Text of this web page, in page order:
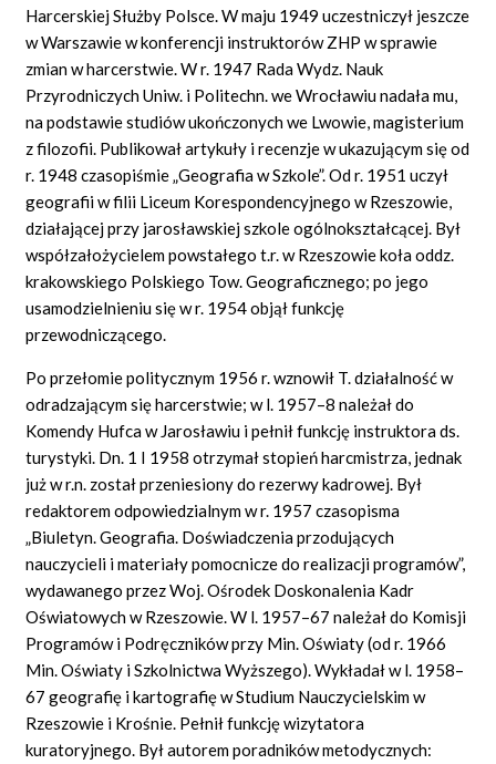
Harcerskiej Służby Polsce. W maju 1949 uczestniczył jeszcze
w Warszawie w konferencji instruktorów ZHP w sprawie
zmian w harcerstwie. W r. 1947 Rada Wydz. Nauk
Przyrodniczych Uniw. i Politechn. we Wrocławiu nadała mu,
na podstawie studiów ukończonych we Lwowie, magisterium
z filozofii. Publikował artykuły i recenzje w ukazującym się od
r. 1948 czasopiśmie „Geografia w Szkole”. Od r. 1951 uczył
geografii w filii Liceum Korespondencyjnego w Rzeszowie,
działającej przy jarosławskiej szkole ogólnokształcącej. Był
współzałożycielem powstałego t.r. w Rzeszowie koła oddz.
krakowskiego Polskiego Tow. Geograficznego; po jego
usamodzielnieniu się w r. 1954 objął funkcję
przewodniczącego.
Po przełomie politycznym 1956 r. wznowił T. działalność w
odradzającym się harcerstwie; w l. 1957–8 należał do
Komendy Hufca w Jarosławiu i pełnił funkcję instruktora ds.
turystyki. Dn. 1 I 1958 otrzymał stopień harcmistrza, jednak
już w r.n. został przeniesiony do rezerwy kadrowej. Był
redaktorem odpowiedzialnym w r. 1957 czasopisma
„Biuletyn. Geografia. Doświadczenia przodujących
nauczycieli i materiały pomocnicze do realizacji programów”,
wydawanego przez Woj. Ośrodek Doskonalenia Kadr
Oświatowych w Rzeszowie. W l. 1957–67 należał do Komisji
Programów i Podręczników przy Min. Oświaty (od r. 1966
Min. Oświaty i Szkolnictwa Wyższego). Wykładał w l. 1958–
67 geografię i kartografię w Studium Nauczycielskim w
Rzeszowie i Krośnie. Pełnił funkcję wizytatora
kuratoryjnego. Był autorem poradników metodycznych: